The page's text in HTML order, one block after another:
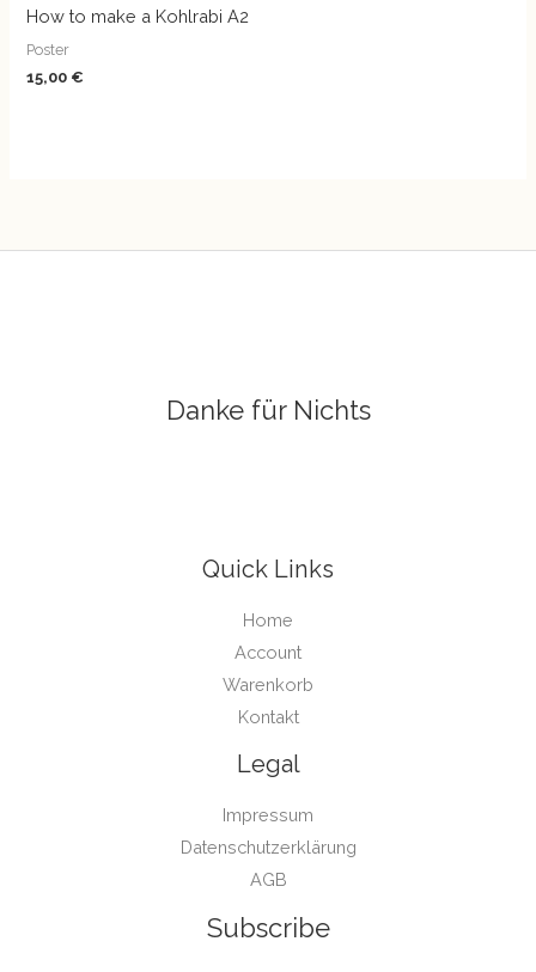
How to make a Kohlrabi A2
Poster
15,00 €
Danke für Nichts
Quick Links
Home
Account
Warenkorb
Kontakt
Legal
Impressum
Datenschutzerklärung
AGB
Subscribe